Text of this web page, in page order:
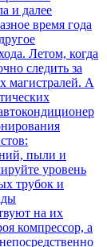
и далее
время года
Летом, когда
следить за
магистралей. А
пыли и
уровень
трубок и
на их
компрессор, а